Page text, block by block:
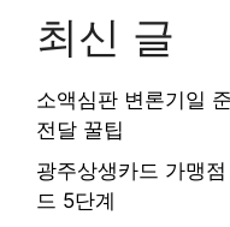
최신 글
소액심판 변론기일
전달 꿀팁
광주상생카드 가맹
드 5단계